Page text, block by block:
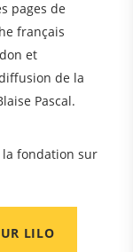
pages de
français
et
de la
Pascal.
la fondation sur
LILO